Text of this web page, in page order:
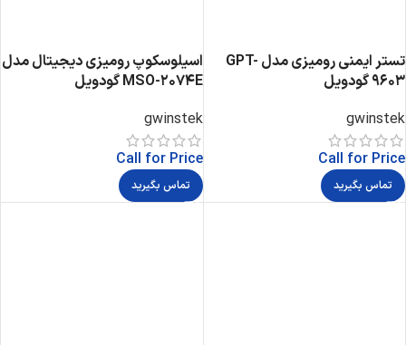
تستر ایمنی رومیزی مدل GPT-
9603 گودویل
gwinstek
Call for Price
تماس بگیرید
اسیلوسکوپ رومیزی دیجیتال مدل
MSO-2074E گودویل
gwinstek
Call for Price
تماس بگیرید